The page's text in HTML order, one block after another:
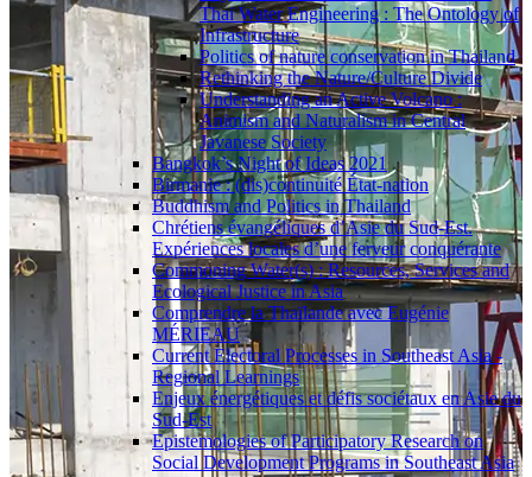
Thai Water Engineering : The Ontology of
Infrastructure
Politics of nature conservation in Thailand
Rethinking the Nature/Culture Divide
Understanding an Active Volcano :
Animism and Naturalism in Central
Javanese Society
Bangkok’s Night of Ideas 2021
Birmanie : (dis)continuité État-nation
Buddhism and Politics in Thailand
Chrétiens évangéliques d’Asie du Sud-Est.
Expériences locales d’une ferveur conquérante
Commoning Water(s) : Resources, Services and
Ecological Justice in Asia
Comprendre la Thaïlande avec Eugénie
MÉRIEAU
Current Electoral Processes in Southeast Asia -
Regional Learnings
Enjeux énergétiques et défis sociétaux en Asie du
Sud-Est
Epistemologies of Participatory Research on
Social Development Programs in Southeast Asia